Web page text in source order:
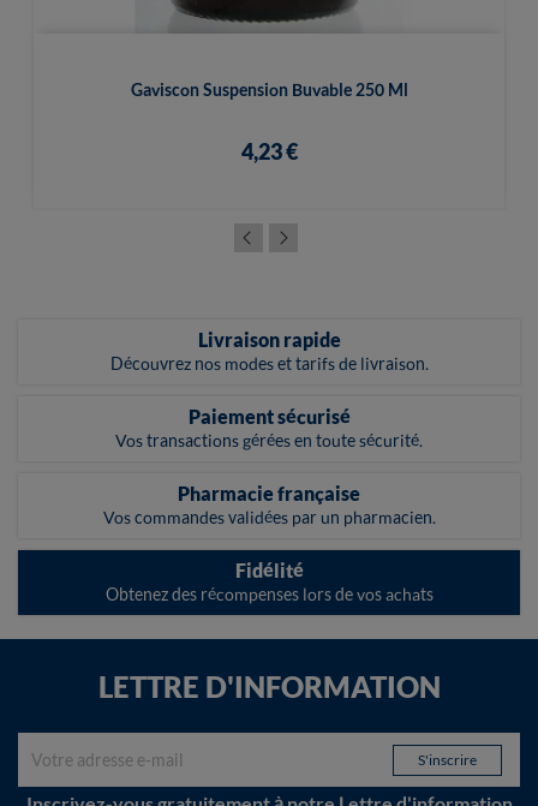
Gaviscon Suspension Buvable 250 Ml
4,23 €
Livraison rapide
Découvrez nos modes et tarifs de livraison.
Paiement sécurisé
Vos transactions gérées en toute sécurité.
Pharmacie française
Vos commandes validées par un pharmacien.
Fidélité
Obtenez des récompenses lors de vos achats
LETTRE D'INFORMATION